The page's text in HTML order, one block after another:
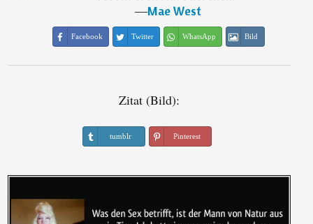
―Mae West
Facebook Twitter WhatsApp Bild
Zitat (Bild):
tumblr Pinterest